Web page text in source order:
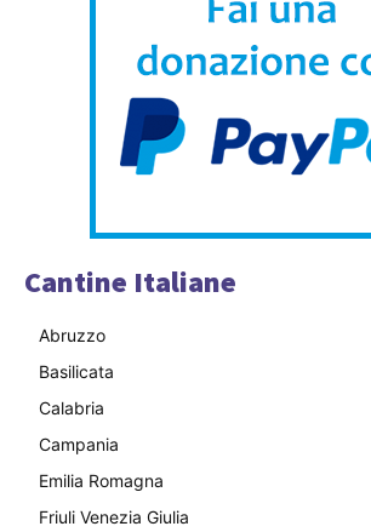
Cantine Italiane
Abruzzo
Basilicata
Calabria
Campania
Emilia Romagna
Friuli Venezia Giulia